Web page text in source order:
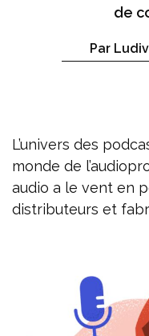
de
Par
L’univers des
monde de
audio a le vent en
distributeurs et